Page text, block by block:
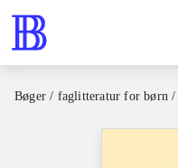
Bøger / faglitteratur for børn /